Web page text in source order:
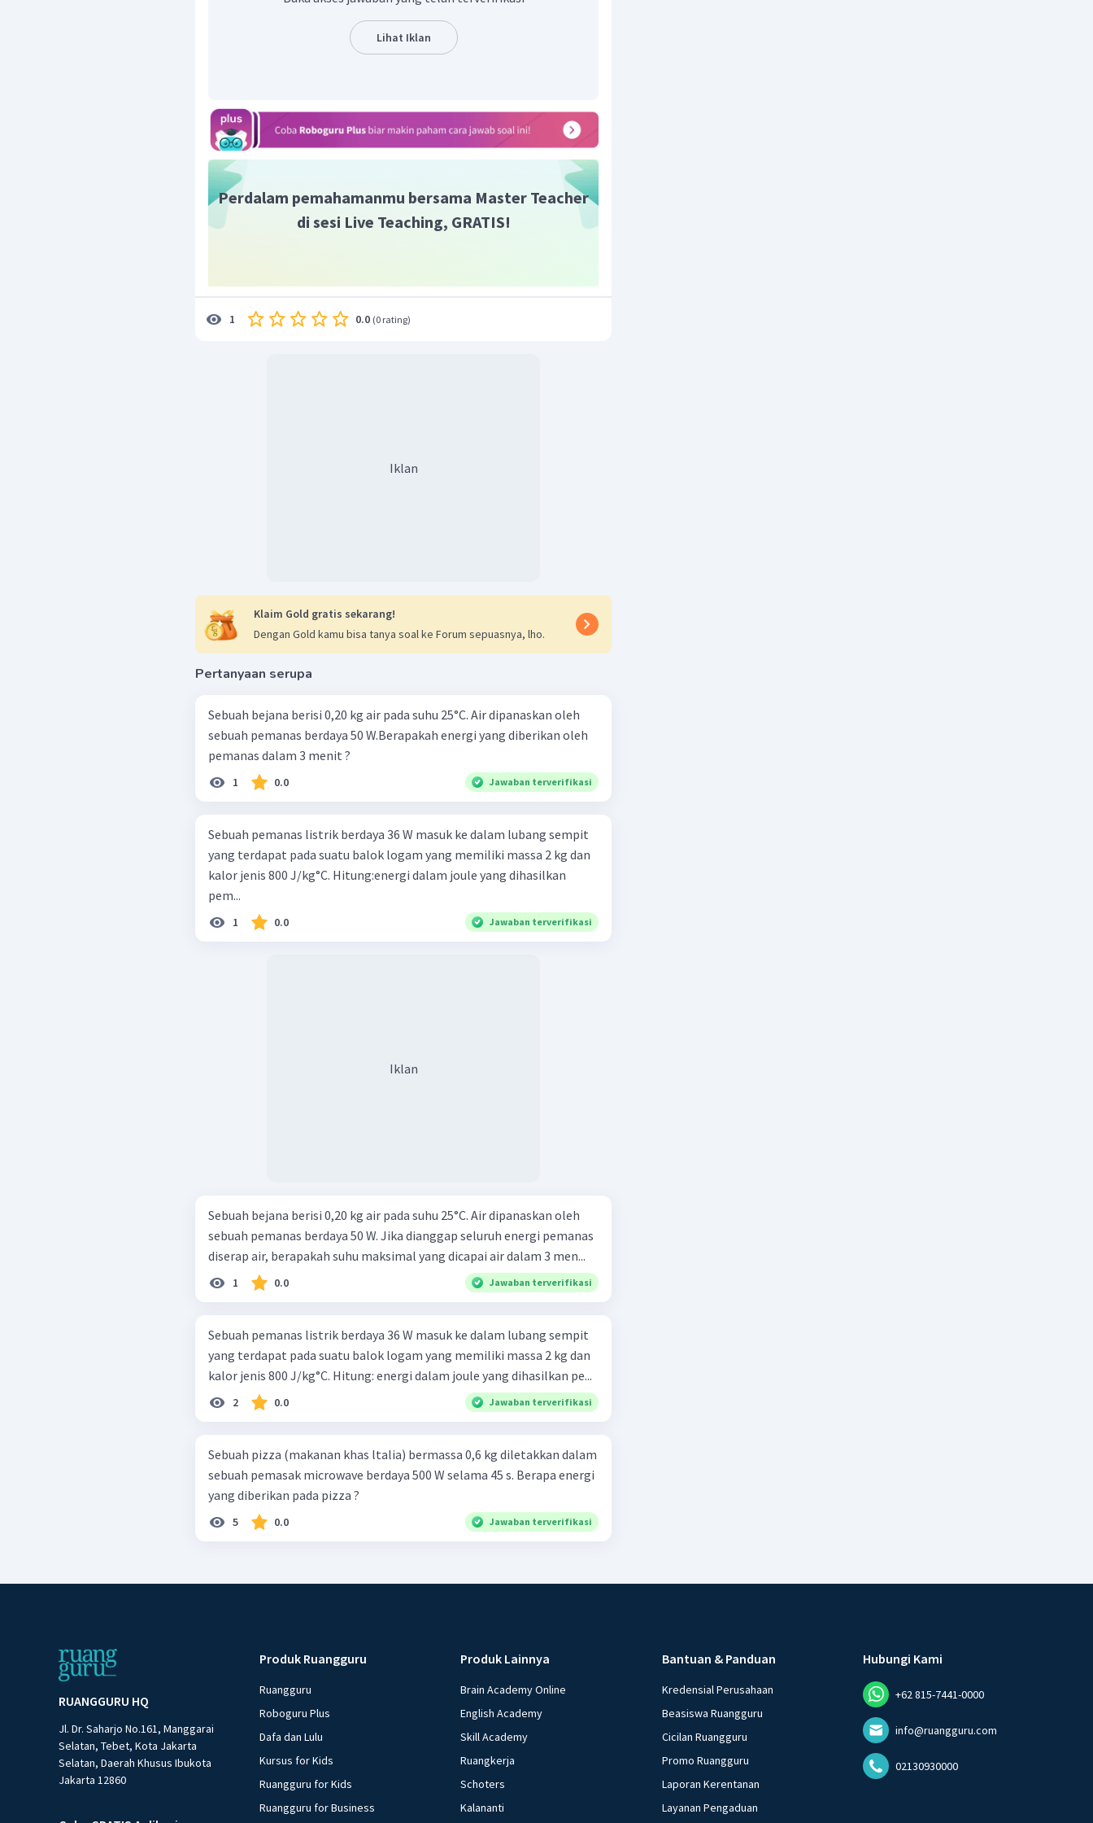
Lihat Iklan
Perdalam pemahamanmu bersama Master Teacher
di sesi Live Teaching, GRATIS!
1 0.0 (0 rating)
Iklan
Klaim Gold gratis sekarang!
Dengan Gold kamu bisa tanya soal ke Forum sepuasnya, lho.
Pertanyaan serupa
Sebuah bejana berisi 0,20 kg air pada suhu 25°C. Air dipanaskan oleh
sebuah pemanas berdaya 50 W.Berapakah energi yang diberikan oleh
pemanas dalam 3 menit ?
1 0.0 Jawaban terverifikasi
Sebuah pemanas listrik berdaya 36 W masuk ke dalam lubang sempit
yang terdapat pada suatu balok logam yang memiliki massa 2 kg dan
kalor jenis 800 J/kg°C. Hitung:energi dalam joule yang dihasilkan
pem...
1 0.0 Jawaban terverifikasi
Iklan
Sebuah bejana berisi 0,20 kg air pada suhu 25°C. Air dipanaskan oleh
sebuah pemanas berdaya 50 W. Jika dianggap seluruh energi pemanas
diserap air, berapakah suhu maksimal yang dicapai air dalam 3 men...
1 0.0 Jawaban terverifikasi
Sebuah pemanas listrik berdaya 36 W masuk ke dalam lubang sempit
yang terdapat pada suatu balok logam yang memiliki massa 2 kg dan
kalor jenis 800 J/kg°C. Hitung: energi dalam joule yang dihasilkan pe...
2 0.0 Jawaban terverifikasi
Sebuah pizza (makanan khas ltalia) bermassa 0,6 kg diletakkan dalam
sebuah pemasak microwave berdaya 500 W selama 45 s. Berapa energi
yang diberikan pada pizza ?
5 0.0 Jawaban terverifikasi
RUANGGURU HQ
Jl. Dr. Saharjo No.161, Manggarai
Selatan, Tebet, Kota Jakarta
Selatan, Daerah Khusus Ibukota
Jakarta 12860
Produk Ruangguru
Ruangguru
Roboguru Plus
Dafa dan Lulu
Kursus for Kids
Ruangguru for Kids
Ruangguru for Business
Produk Lainnya
Brain Academy Online
English Academy
Skill Academy
Ruangkerja
Schoters
Kalananti
Bantuan & Panduan
Kredensial Perusahaan
Beasiswa Ruangguru
Cicilan Ruangguru
Promo Ruangguru
Laporan Kerentanan
Layanan Pengaduan
Hubungi Kami
+62 815-7441-0000
info@ruangguru.com
02130930000